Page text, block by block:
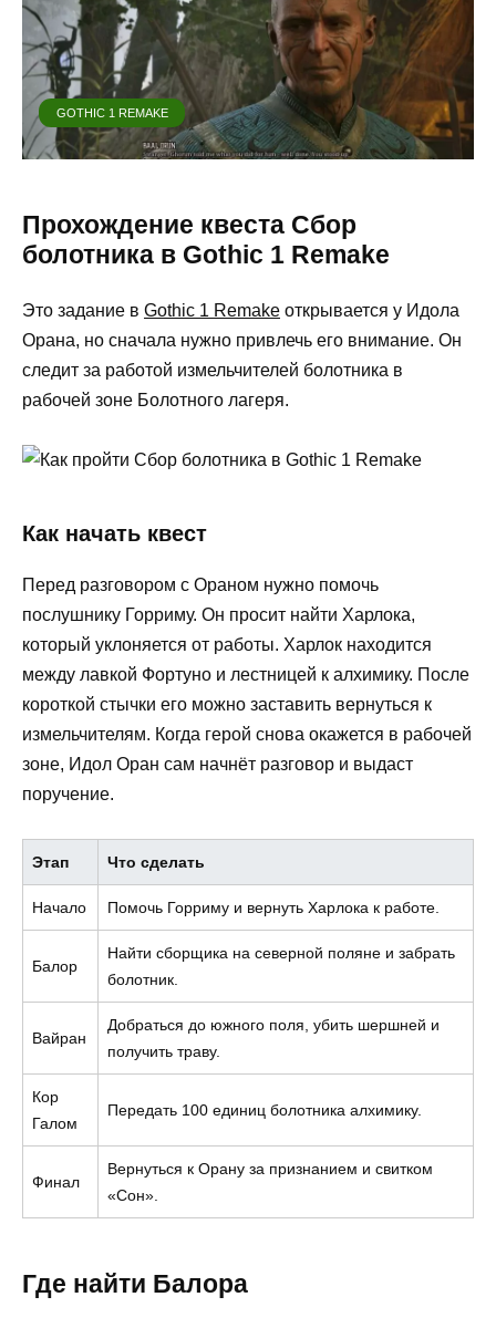
GOTHIC 1 REMAKE
Прохождение квеста Сбор
болотника в Gothic 1 Remake
Это задание в Gothic 1 Remake открывается у Идола
Орана, но сначала нужно привлечь его внимание. Он
следит за работой измельчителей болотника в
рабочей зоне Болотного лагеря.
Как начать квест
Перед разговором с Ораном нужно помочь
послушнику Горриму. Он просит найти Харлока,
который уклоняется от работы. Харлок находится
между лавкой Фортуно и лестницей к алхимику. После
короткой стычки его можно заставить вернуться к
измельчителям. Когда герой снова окажется в рабочей
зоне, Идол Оран сам начнёт разговор и выдаст
поручение.
Этап Что сделать
Начало Помочь Горриму и вернуть Харлока к работе.
Балор
Найти сборщика на северной поляне и забрать
болотник.
Вайран
Добраться до южного поля, убить шершней и
получить траву.
Кор
Галом
Передать 100 единиц болотника алхимику.
Финал
Вернуться к Орану за признанием и свитком
«Сон».
Где найти Балора